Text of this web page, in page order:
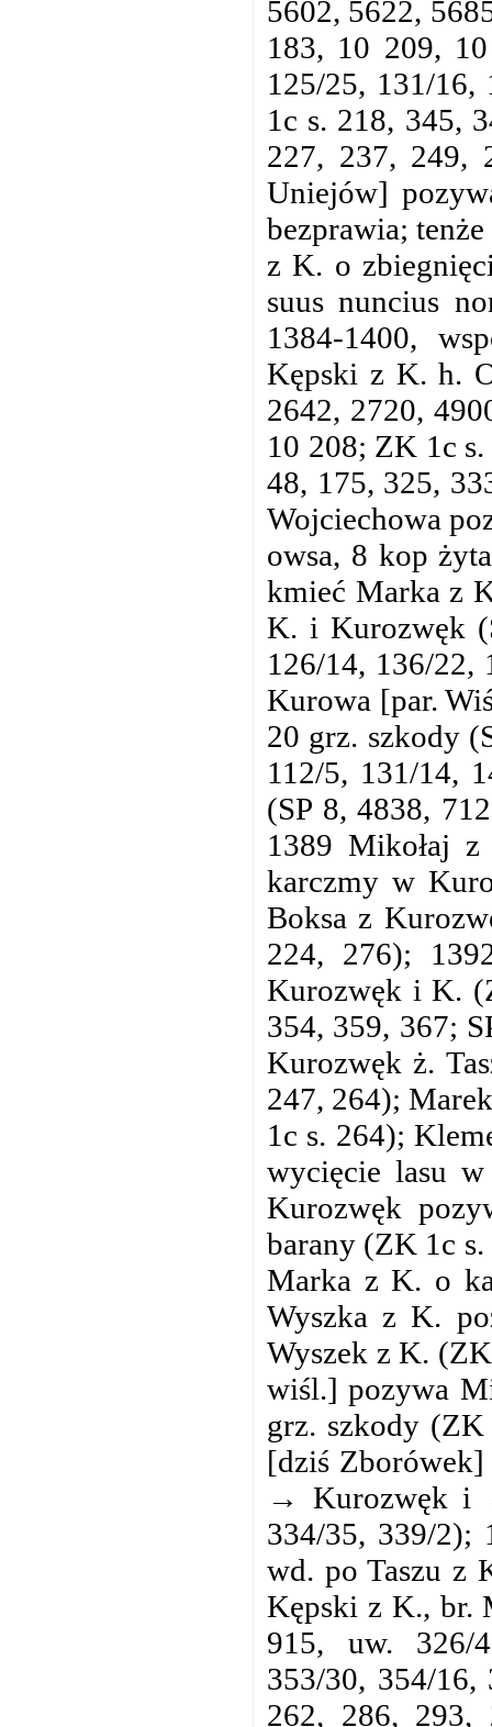
5602, 5622,
183, 10 209,
125/25, 131/
1c s. 218, 345,
227, 237, 249,
Uniejów]
bezprawia;
z K. o
suus nuncius
1384-1400,
Kępski z K. h.
2642, 2720,
10 208; ZK 1c
48, 175, 325,
Wojciechowa
owsa, 8 kop
kmieć Marka z
K. i Kurozwęk
126/14, 136/22,
Kurowa [par.
20 grz. szkody
112/5, 131/14,
(SP 8, 4838,
1389 Mikołaj
karczmy w
Boksa z
224, 276);
Kurozwęk i K.
354, 359, 367;
Kurozwęk ż.
247, 264);
1c s. 264);
wycięcie lasu
Kurozwęk
barany (ZK 1c
Marka z K. o
Wyszka z K.
Wyszek z K.
wiśl.] pozywa
grz. szkody (ZK
[dziś
→ Kurozwęk i
334/35, 339/2);
wd. po Taszu z
Kępski z K., br.
915, uw. 326/
353/30, 354/
262, 286,